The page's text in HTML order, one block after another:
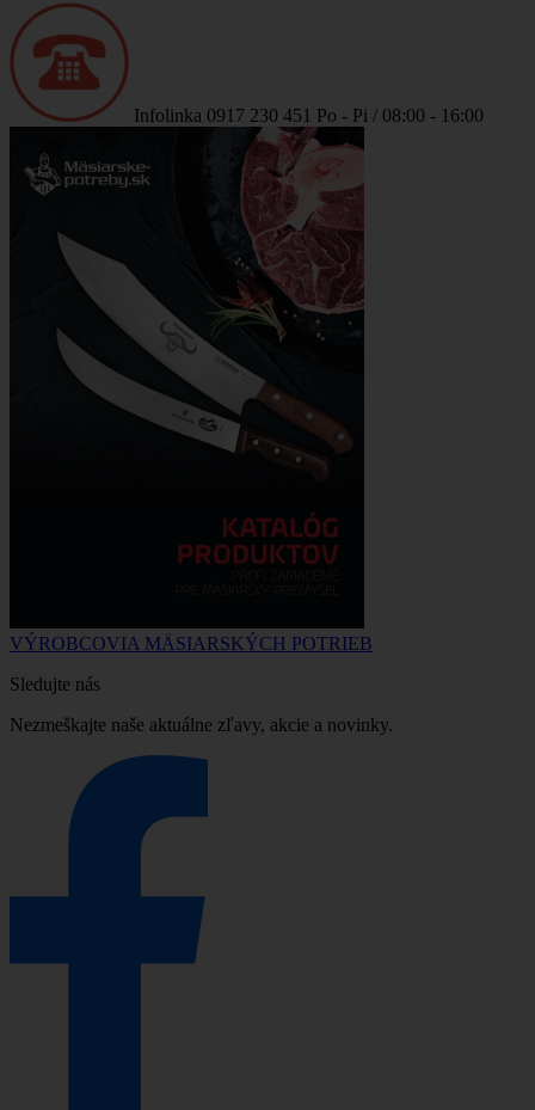
Infolinka 0917 230 451 Po - Pi / 08:00 - 16:00
VÝROBCOVIA MÄSIARSKÝCH POTRIEB
Sledujte nás
Nezmeškajte naše aktuálne zľavy, akcie a novinky.